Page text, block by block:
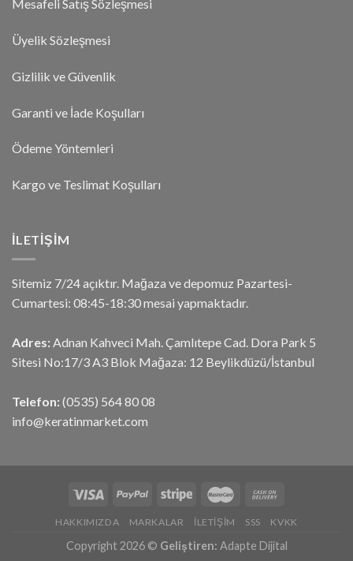
Mesafeli Satış Sözleşmesi
Üyelik Sözleşmesi
Gizlilik ve Güvenlik
Garanti ve İade Koşulları
Ödeme Yöntemleri
Kargo ve Teslimat Koşulları
İLETIŞIM
Sitemiz 7/24 açıktır. Mağaza ve depomuz Pazartesi-
Cumartesi: 08:45-18:30 mesai yapmaktadır.
Adres: Adnan Kahveci Mah. Çamlıtepe Cad. Dora Park 5
Sitesi No:17/3 A3 Blok Mağaza: 12 Beylikdüzü/İstanbul
Telefon: (0535) 564 80 08
info@keratinmarket.com
HAKKIMIZDA MARKALAR İLETIŞIM SSS KVKK
Copyright 2026 © Geliştiren: Adapte Dijital